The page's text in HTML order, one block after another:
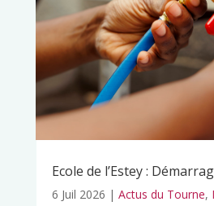
Ecole de l’Estey :
6 Juil 2026 | Actus du Tourne,